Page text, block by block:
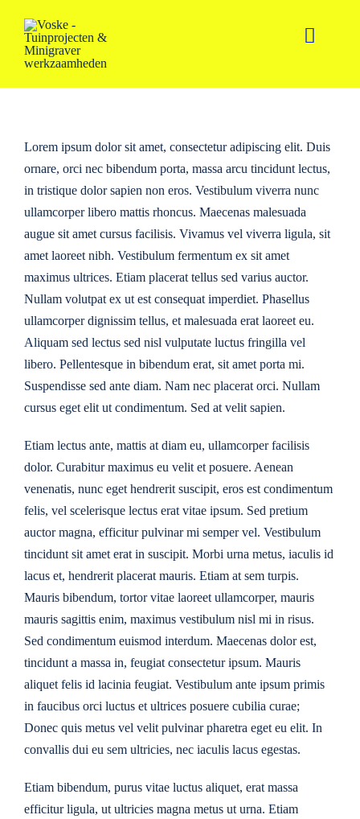
inhoud
Toggle
Diensten
Portfolio
Contact
Lorem ipsum dolor sit amet, consectetur adipiscing elit. Duis
ornare, orci nec bibendum porta, massa arcu tincidunt lectus,
in tristique dolor sapien non eros. Vestibulum viverra nunc
ullamcorper libero mattis rhoncus. Maecenas malesuada
augue sit amet cursus facilisis. Vivamus vel viverra ligula, sit
amet laoreet nibh. Vestibulum fermentum ex sit amet
maximus ultrices. Etiam placerat tellus sed varius auctor.
Nullam volutpat ex ut est consequat imperdiet. Phasellus
ullamcorper dignissim tellus, et malesuada erat laoreet eu.
Aliquam sed lectus sed nisl vulputate luctus fringilla vel
libero. Pellentesque in bibendum erat, sit amet porta mi.
Suspendisse sed ante diam. Nam nec placerat orci. Nullam
cursus eget elit ut condimentum. Sed at velit sapien.
Etiam lectus ante, mattis at diam eu, ullamcorper facilisis
dolor. Curabitur maximus eu velit et posuere. Aenean
venenatis, nunc eget hendrerit suscipit, eros est condimentum
felis, vel scelerisque lectus erat vitae ipsum. Sed pretium
auctor magna, efficitur pulvinar mi semper vel. Vestibulum
tincidunt sit amet erat in suscipit. Morbi urna metus, iaculis id
lacus et, hendrerit placerat mauris. Etiam at sem turpis.
Mauris bibendum, tortor vitae laoreet ullamcorper, mauris
mauris sagittis enim, maximus vestibulum nisl mi in risus.
Sed condimentum euismod interdum. Maecenas dolor est,
tincidunt a massa in, feugiat consectetur ipsum. Mauris
aliquet felis id lacinia feugiat. Vestibulum ante ipsum primis
in faucibus orci luctus et ultrices posuere cubilia curae;
Donec quis metus vel velit pulvinar pharetra eget eu elit. In
convallis dui eu sem ultricies, nec iaculis lacus egestas.
Etiam bibendum, purus vitae luctus aliquet, erat massa
efficitur ligula, ut ultricies magna metus ut urna. Etiam